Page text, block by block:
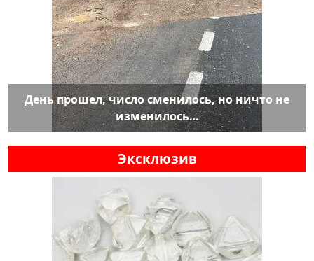
День прошел, число сменилось, но ничто не
изменилось…
Эксклюзив